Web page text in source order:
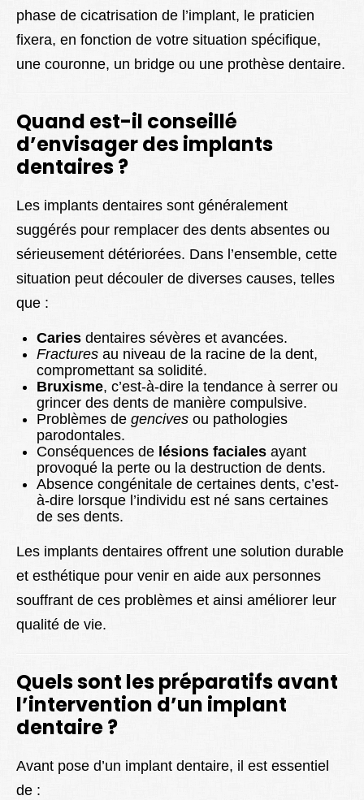
phase de cicatrisation de l’implant, le praticien
fixera, en fonction de votre situation spécifique,
une couronne, un bridge ou une prothèse dentaire.
Quand est-il conseillé
d’envisager des implants
dentaires ?
Les implants dentaires sont généralement
suggérés pour remplacer des dents absentes ou
sérieusement détériorées. Dans l’ensemble, cette
situation peut découler de diverses causes, telles
que :
Caries dentaires sévères et avancées.
Fractures au niveau de la racine de la dent,
compromettant sa solidité.
Bruxisme, c’est-à-dire la tendance à serrer ou
grincer des dents de manière compulsive.
Problèmes de gencives ou pathologies
parodontales.
Conséquences de lésions faciales ayant
provoqué la perte ou la destruction de dents.
Absence congénitale de certaines dents, c’est-
à-dire lorsque l’individu est né sans certaines
de ses dents.
Les implants dentaires offrent une solution durable
et esthétique pour venir en aide aux personnes
souffrant de ces problèmes et ainsi améliorer leur
qualité de vie.
Quels sont les préparatifs avant
l’intervention d’un implant
dentaire ?
Avant pose d’un implant dentaire, il est essentiel
de :